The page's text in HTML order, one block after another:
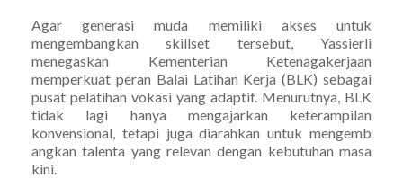
Agar generasi muda memiliki akses untuk
mengembangkan skillset tersebut, Yassierli
menegaskan Kementerian Ketenagakerjaan
memperkuat peran Balai Latihan Kerja (BLK) sebagai
pusat pelatihan vokasi yang adaptif. Menurutnya, BLK
tidak lagi hanya mengajarkan keterampilan
konvensional, tetapi juga diarahkan untuk mengemb
angkan talenta yang relevan dengan kebutuhan masa
kini.